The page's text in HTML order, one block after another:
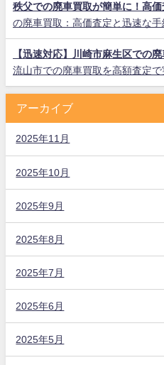
秩父での廃車買取が簡単に！高
の廃車買取：高価査定と迅速な手
【迅速対応】川崎市麻生区での
流山市での廃車買取を高額査定で
アーカイブ
2025年11月
2025年10月
2025年9月
2025年8月
2025年7月
2025年6月
2025年5月